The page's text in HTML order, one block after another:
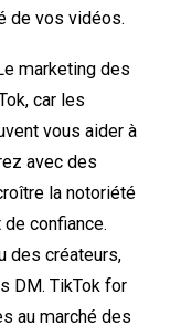
de vos vidéos.
marketing des
car les
vous aider à
avec des
la notoriété
confiance.
des créateurs,
DM. TikTok for
au marché des